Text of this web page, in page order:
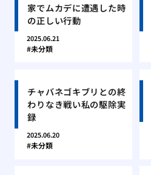
家でムカデに遭遇した時
の正しい行動
2025.06.21
未分類
チャバネゴキブリとの終
わりなき戦い私の駆除実
録
2025.06.20
未分類